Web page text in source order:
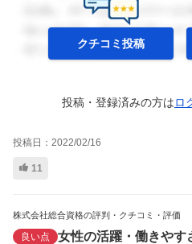
クチコミ投稿
投稿・登録済みの方はロ
投稿日： 2022/02/16
11
株式会社総合資格の評判・クチコミ・評価
良い点 女性の活躍・働きやす